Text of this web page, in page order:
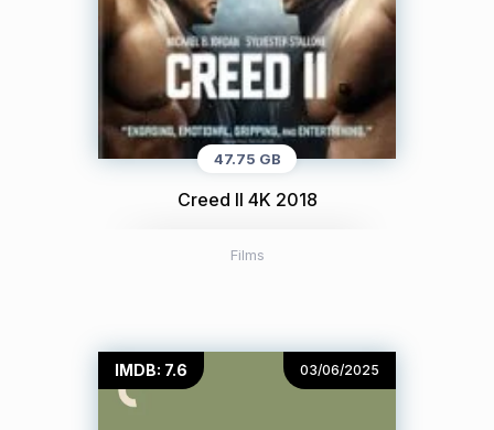
47.75 GB
Creed II 4K 2018
Films
IMDB: 7.6 03/06/2025